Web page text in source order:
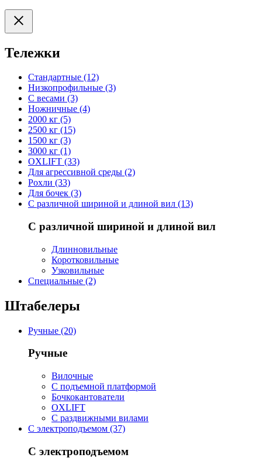
Тележки
Стандартные (12)
Низкопрофильные (3)
С весами (3)
Ножничные (4)
2000 кг (5)
2500 кг (15)
1500 кг (3)
3000 кг (1)
OXLIFT (33)
Для агрессивной среды (2)
Рохли (33)
Для бочек (3)
С различной шириной и длиной вил (13)
С различной шириной и длиной вил
Длинновильные
Коротковильные
Узковильные
Cпециальные (2)
Штабелеры
Ручные (20)
Ручные
Вилочные
С подъемной платформой
Бочкокантователи
OXLIFT
С раздвижными вилами
С электроподъемом (37)
С электроподъемом